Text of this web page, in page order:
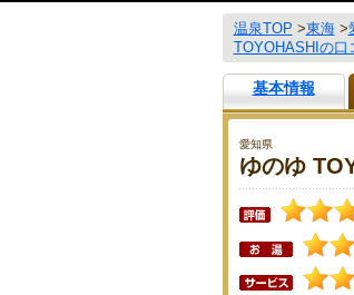
温泉TOP >東海>
TOYOHASHIの
基本情報
愛知県
ゆのゆ